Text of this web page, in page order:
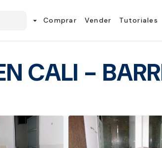
arrow_drop_down Comprar Vender Tutoriales
CALI -